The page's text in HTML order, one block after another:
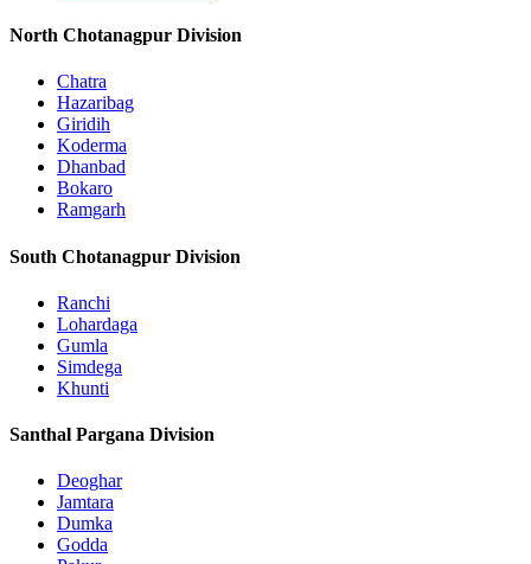
North Chotanagpur Division
Chatra
Hazaribag
Giridih
Koderma
Dhanbad
Bokaro
Ramgarh
South Chotanagpur Division
Ranchi
Lohardaga
Gumla
Simdega
Khunti
Santhal Pargana Division
Deoghar
Jamtara
Dumka
Godda